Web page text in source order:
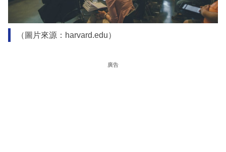
（圖片來源：harvard.edu）
廣告